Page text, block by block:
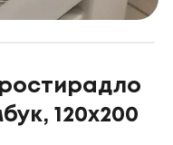
120x200